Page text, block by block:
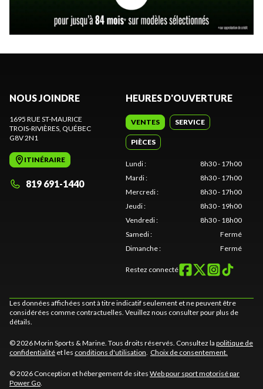
NOUS JOINDRE
1695 RUE ST-MAURICE
TROIS-RIVIÈRES , QUÉBEC
G8V 2N1
ITINÉRAIRE
819 691-1440
HEURES D'OUVERTURE
VENTES SERVICE
PIÈCES
Lundi:
8h30 - 17h00
Mardi:
8h30 - 17h00
Mercredi:
8h30 - 17h00
Jeudi:
8h30 - 19h00
Vendredi:
8h30 - 18h00
Samedi:
Fermé
Dimanche: Fermé
Restez connecté
Les données affichées sont à titre indicatif seulement et ne peuvent être
considérées comme contractuelles. Veuillez nous consulter pour plus de
détails.
© 2026 Morin Sports & Marine. Tous droits réservés. Consultez la politique de
confidentialité et les conditions d'utilisation Choix de consentement.
© 2026 Conception et hébergement de sites Web pour sport motorisé par
Power Go